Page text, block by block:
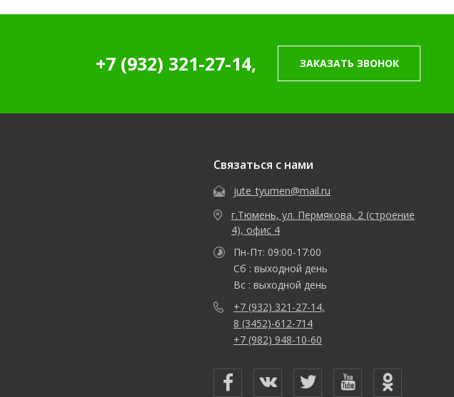
+7 (932) 321-27-14, ЗАКАЗАТЬ ЗВОНОК
Связаться с нами
jute_tyumen@mail.ru
г.Тюмень, ул. Пермякова, 2 (строение
4), офис 4
Пн-Пт: 09:00-17:00
Сб : выходной день
Вс : выходной день
+7 (932) 321-27-14,
8 (3452)-612-714
+7 (982) 948-10-60